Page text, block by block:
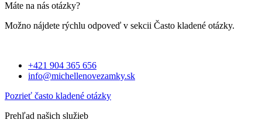
Máte na nás otázky?
Možno nájdete rýchlu odpoveď v sekcii Často kladené otázky.
+421 904 365 656
info@michellenovezamky.sk
Pozrieť často kladené otázky
Prehľad našich služieb